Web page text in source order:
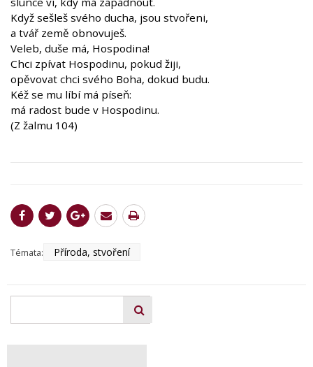
Když sešleš svého ducha, jsou stvořeni,
a tvář země obnovuješ.
Veleb, duše má, Hospodina!
Chci zpívat Hospodinu, pokud žiji,
opěvovat chci svého Boha, dokud budu.
Kéž se mu líbí má píseň:
má radost bude v Hospodinu.
(Z žalmu 104)
Témata: Příroda, stvoření